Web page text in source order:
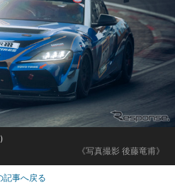
《写真撮影 後藤竜甫》
記事へ戻る